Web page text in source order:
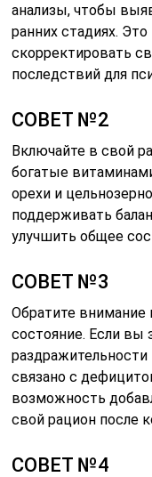
анализы, чтобы
ранних стадиях.
скорректировать
последствий для
СОВЕТ №2
Включайте в свой
богатые
орехи и
поддерживать
улучшить общее
СОВЕТ №3
Обратите внимание
состояние. Если вы
связано с
возможность
свой рацион после
СОВЕТ №4